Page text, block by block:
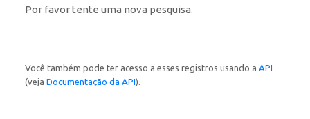
Por favor tente uma nova pesquisa.
Você também pode ter acesso a esses registros usando a API
(veja Documentação da API).